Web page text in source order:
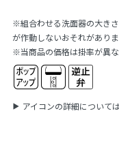
※組合わせる洗面器の大き
が作動しないおそれがありま
※当商品の価格は掛率が異な
アイコンの詳細について